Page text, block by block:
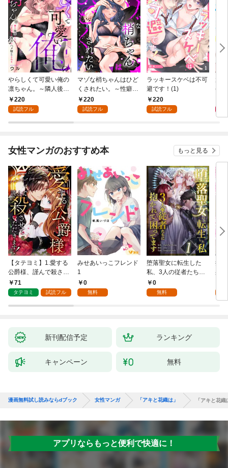
やらしくて可愛い俺の
凛ちゃん。～隣人後輩
くんのイキすぎた執着
にハメ堕とされる～(1)
220
試読フル
マゾな梢ちゃんはひど
くされたい。～性癖マ
ッチした後輩と欲望の
ままにセックスしたら
220
試読フル
ラッキースケベは不可
避です！(1)
220
試読フル
放
(1)
女性マンガのおすすめ本 もっと見る
【タテヨミ】1.愛する
公爵様、謹んで殺させ
ていただきます！
71
タテヨミ 試読フル
みせあいっこフレンド
1
0
無料
堕落聖女に転生した
私、3人の従者たちに
抱かれて困ってます 第
1話
0
無料
授
身
新刊配信予定 ランキング
キャンペーン 無料
漫画無料試し読みならdブック 女性マンガ 「アキと花織は」 「アキと花織
アプリならもっと便利で快適に！